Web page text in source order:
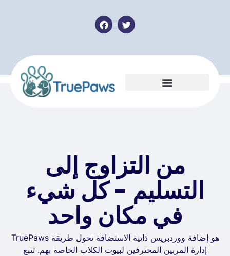
من التزاوج إلى
التسليم - كل شيء
في مكان واحد
TruePaws هو إضافة ووردبريس ذاتية الاستضافة تحول طريقة
إدارة المربين المحترفين لبيوت الكلاب الخاصة بهم. تتبع